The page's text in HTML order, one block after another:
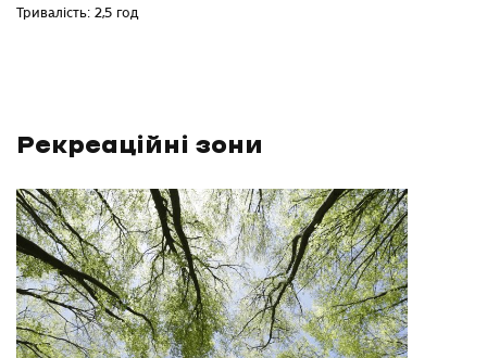
Тривалість: 2,5 год
Рекреаційні зони